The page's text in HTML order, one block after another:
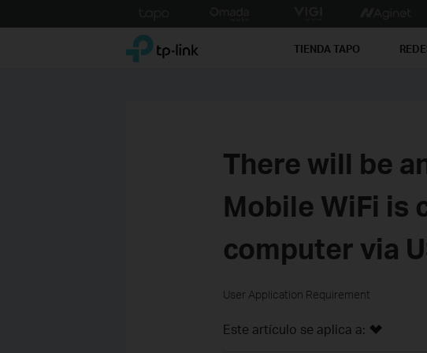
to
TP-Link, Reliably Smart TIENDA TAPO
There will be
Mobile WiFi is
computer via
User Application Requirement
Este artículo se aplica a: